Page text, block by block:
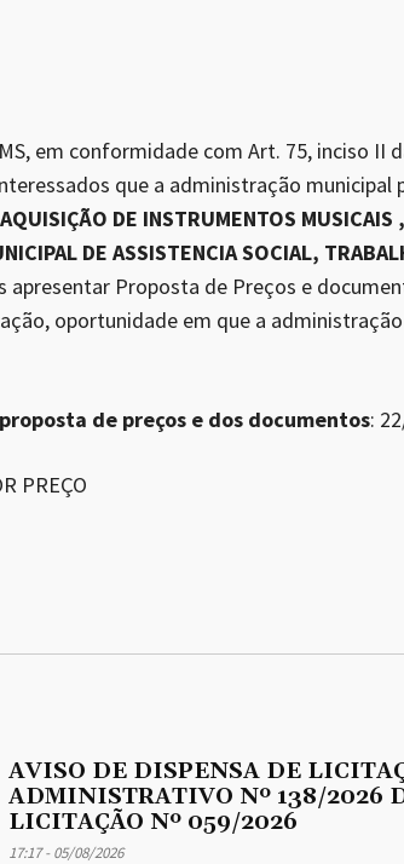
em conformidade com Art. 75, inciso II
que a administração municipal
DE INSTRUMENTOS MUSICAIS
DE ASSISTENCIA SOCIAL,
apresentar Proposta de Preços e
oportunidade em que a
de preços e dos documentos:
PREÇO
AVISO DE DISPENSA DE
ADMINISTRATIVO Nº 138/2026
LICITAÇÃO Nº 059/2026
17:17 - 05/08/2026